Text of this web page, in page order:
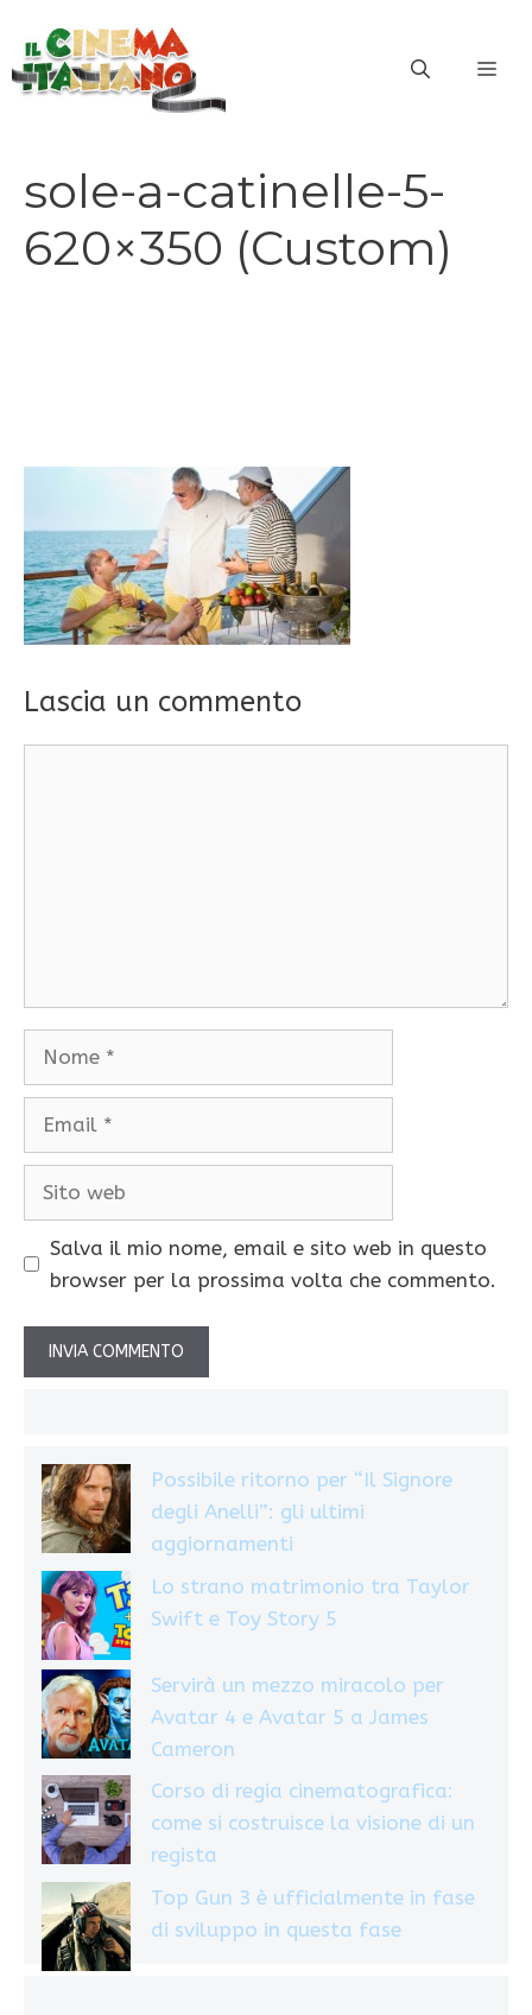
contenuto
sole-a-catinelle-5-
620×350 (Custom)
Lascia un commento
Salva il mio nome, email e sito web in questo
browser per la prossima volta che commento.
Possibile ritorno per “Il Signore
degli Anelli”: gli ultimi
aggiornamenti
Lo strano matrimonio tra Taylor
Swift e Toy Story 5
Servirà un mezzo miracolo per
Avatar 4 e Avatar 5 a James
Cameron
Corso di regia cinematografica:
come si costruisce la visione di un
regista
Top Gun 3 è ufficialmente in fase
di sviluppo in questa fase